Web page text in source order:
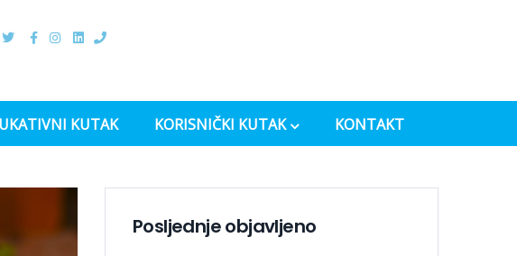
KUTAK KORISNIČKI KUTAK KONTAKT
Posljednje objavljeno